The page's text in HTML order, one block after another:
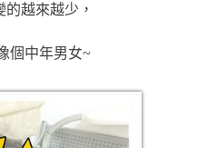
越來越少，
個中年男女~